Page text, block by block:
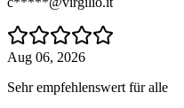
Aug 06, 2026
Sehr empfehlenswert für alle